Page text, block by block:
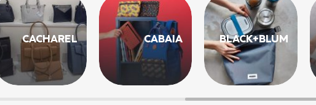
BLACK+BLUM
CABAIA
CACHAREL